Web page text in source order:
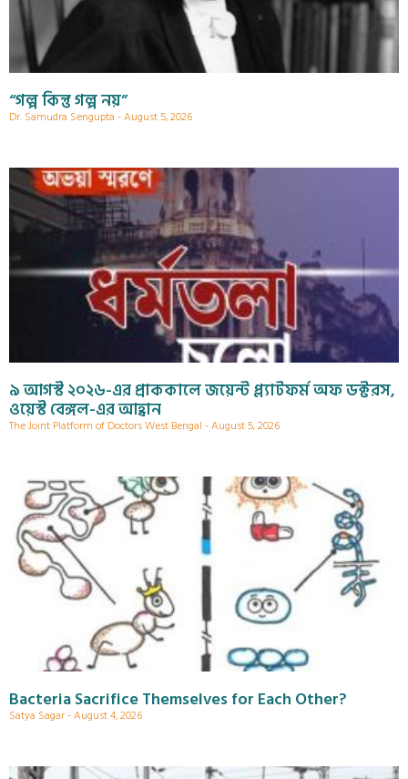
“গল্প কিন্তু গল্প নয়”
Dr. Samudra Sengupta August 5, 2026
৯ আগস্ট ২০২৬-এর প্রাককালে জয়েন্ট প্ল্যাটফর্ম অফ ডক্টরস,
ওয়েস্ট বেঙ্গল-এর আহ্বান
The Joint Platform of Doctors West Bengal August 5, 2026
Bacteria Sacrifice Themselves for Each Other?
Satya Sagar August 4, 2026